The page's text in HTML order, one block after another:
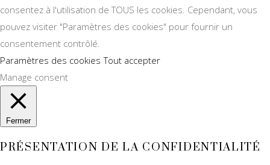
consentez à l'utilisation de TOUS les cookies. Cependant, vous
pouvez visiter "Paramètres des cookies" pour fournir un
consentement contrôlé.
Paramètres des cookies Tout accepter
Manage consent
Fermer
PRÉSENTATION DE LA CONFIDENTIALITÉ